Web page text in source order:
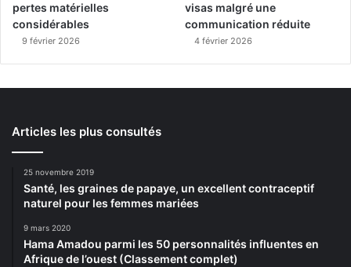
pertes matérielles
considérables
9 février 2026
visas malgré une
communication réduite
4 février 2026
Articles les plus consultés
25 novembre 2019
Santé, les graines de papaye, un excellent contraceptif
naturel pour les femmes mariées
9 mars 2020
Hama Amadou parmi les 50 personnalités influentes en
Afrique de l’ouest (Classement complet)